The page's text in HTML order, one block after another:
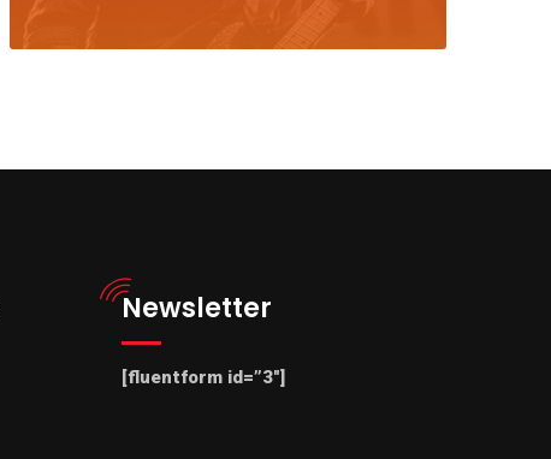
Newsletter
[fluentform id=”3″]